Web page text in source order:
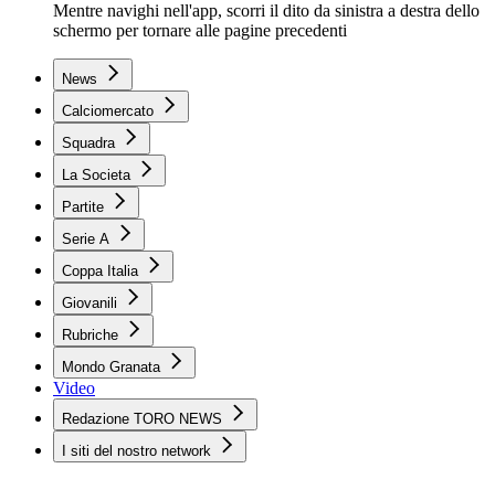
Mentre navighi nell'app, scorri il dito da sinistra a destra dello
schermo per tornare alle pagine precedenti
News
Calciomercato
Squadra
La Societa
Partite
Serie A
Coppa Italia
Giovanili
Rubriche
Mondo Granata
Video
Redazione TORO NEWS
I siti del nostro network